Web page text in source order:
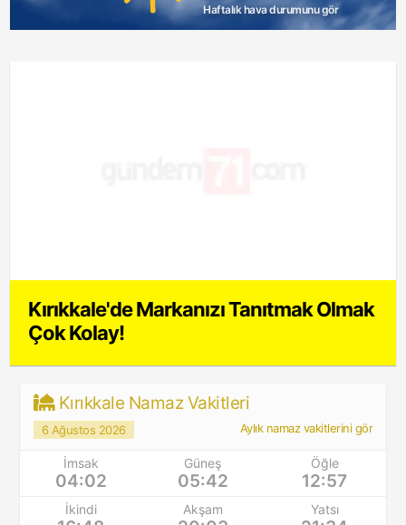
Haftalık hava durumunu gör
Kırıkkale'de Markanızı Tanıtmak Olmak
Çok Kolay!
Kırıkkale Namaz Vakitleri
6 Ağustos 2026 Aylık namaz vakitlerini gör
İmsak
04:02
Güneş
05:42
Öğle
12:57
İkindi Akşam Yatsı